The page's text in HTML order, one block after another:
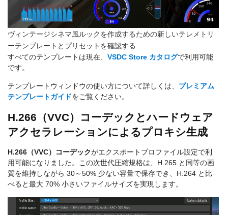
ヴィンテージシネマ風ルックを作成するための新しいテレメトリ
ーテンプレートとプリセットを確認する
すべてのテンプレートは現在、 VSDC Store カタログで利用可能
です。
テンプレートウィンドウの使い方について詳しくは、 プレミアム
テンプレートガイドをご覧ください。
H.266（VVC）コーデックとハードウェア
アクセラレーションによるプロキシ生成
H.266（VVC）コーデックがエクスポートプロファイル設定で利
用可能になりました。この次世代圧縮規格は、H.265 と同等の画
質を維持しながら 30～50% 少ない容量で保存でき、H.264 と比
べると最大 70% 小さいファイルサイズを実現します。